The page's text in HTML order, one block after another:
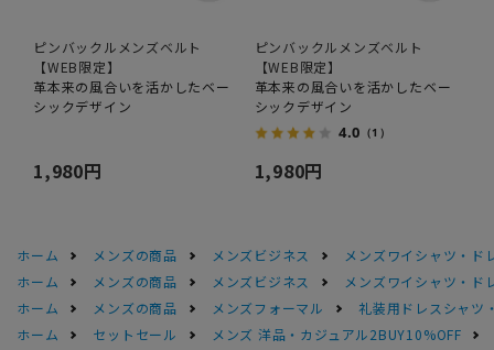
ピンバックルメンズベルト
【WEB限定】
革本来の風合いを活かしたベー
シックデザイン
1,980円
ピンバックルメンズベルト
【WEB限定】
革本来の風合いを活かしたベー
シックデザイン
4.0 （1）
1,980円
ホーム メンズの商品 メンズビジネス
メンズワイシャツ・ド
ホーム
メンズの商品 メンズビジネス
メンズワイシャツ・ド
ホーム
メンズの商品 メンズフォーマル
礼装用ドレスシャツ
ホーム
セットセール
メンズ 洋品・カジュアル2BUY10%OFF